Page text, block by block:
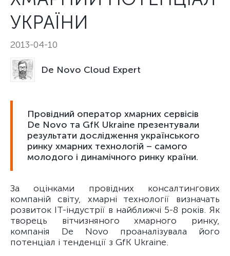
УКРАЇНИ
2013-04-10
De Novo Cloud Expert
Провідний оператор хмарних сервісів
De Novo та GfK Ukraine презентували
результати дослідження українського
ринку хмарних технологій – самого
молодого і динамічного ринку країни.
За оцінками провідних консалтингових
компаній світу, хмарні технології визначать
розвиток ІТ-індустрії в найближчі 5-8 років. Як
творець вітчизняного хмарного ринку,
компанія De Novo проаналізувала його
потенціал і тенденції з GfK Ukraine.